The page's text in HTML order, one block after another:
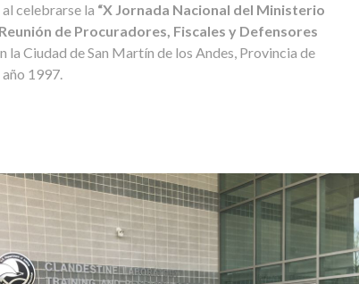
celebrarse la “X Jornada Nacional del Ministerio
de Procuradores, Fiscales y Defensores
la Ciudad de San Martín de los Andes, Provincia de
año 1997.